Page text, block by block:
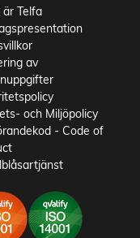
mm
1200
B3/B5
816
Telfa
av
och Miljöpolicy
- Code of